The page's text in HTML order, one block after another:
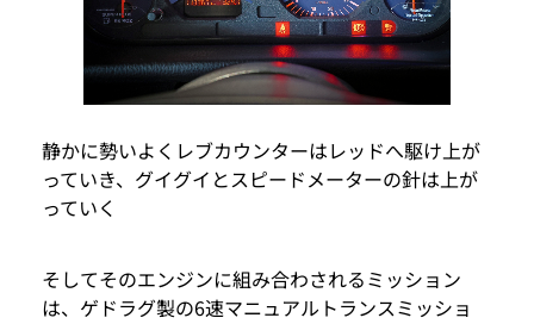
静かに勢いよくレブカウンターはレッドへ駆け上が
っていき、グイグイとスピードメーターの針は上が
っていく
そしてそのエンジンに組み合わされるミッション
は、ゲドラグ製の6速マニュアルトランスミッショ